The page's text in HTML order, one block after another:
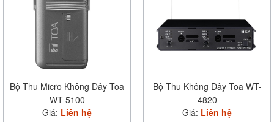
Bộ Thu Micro Không Dây Toa
WT-5100
Giá: Liên hệ
Bộ Thu Không Dây Toa WT-
4820
Giá: Liên hệ